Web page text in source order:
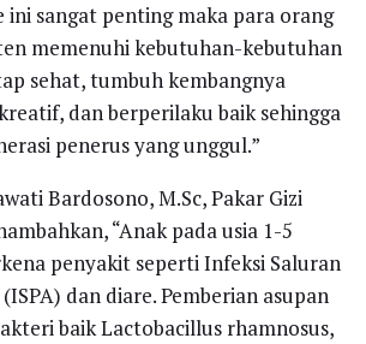
ini sangat penting maka para orang
memenuhi kebutuhan-kebutuhan
sehat, tumbuh kembangnya
dan berperilaku baik sehingga
penerus yang unggul.”
Bardosono, M.Sc, Pakar Gizi
“Anak pada usia 1-5
penyakit seperti Infeksi Saluran
dan diare. Pemberian asupan
baik Lactobacillus rhamnosus,